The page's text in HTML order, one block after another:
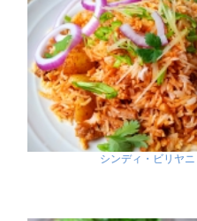
シンディ・ビリヤニ